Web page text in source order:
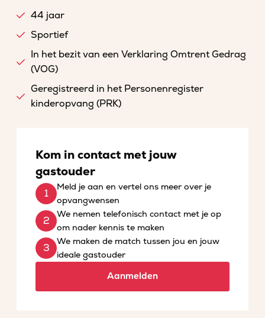
44 jaar
Sportief
In het bezit van een Verklaring Omtrent Gedrag
(VOG)
Geregistreerd in het Personenregister
kinderopvang (PRK)
Kom in contact met jouw
gastouder
Meld je aan en vertel ons meer over je
opvangwensen
We nemen telefonisch contact met je op
om nader kennis te maken
We maken de match tussen jou en jouw
ideale gastouder
Aanmelden